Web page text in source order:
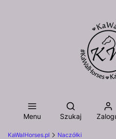
Menu
Otwórz
Szukaj
KaWalHorses.pl Naczółki